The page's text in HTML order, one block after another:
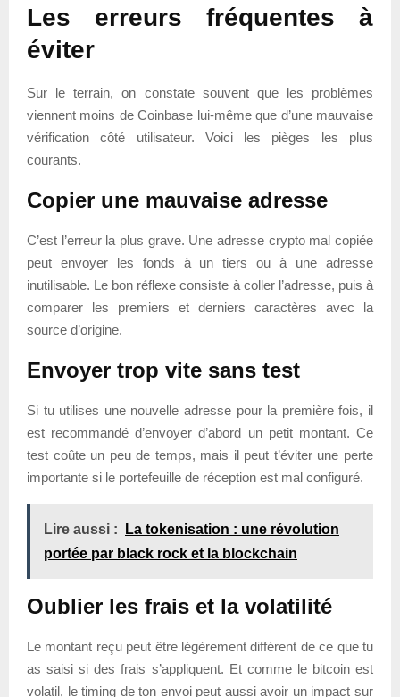
Les erreurs fréquentes à
éviter
Sur le terrain, on constate souvent que les problèmes
viennent moins de Coinbase lui-même que d’une mauvaise
vérification côté utilisateur. Voici les pièges les plus
courants.
Copier une mauvaise adresse
C’est l’erreur la plus grave. Une adresse crypto mal copiée
peut envoyer les fonds à un tiers ou à une adresse
inutilisable. Le bon réflexe consiste à coller l’adresse, puis à
comparer les premiers et derniers caractères avec la
source d’origine.
Envoyer trop vite sans test
Si tu utilises une nouvelle adresse pour la première fois, il
est recommandé d’envoyer d’abord un petit montant. Ce
test coûte un peu de temps, mais il peut t’éviter une perte
importante si le portefeuille de réception est mal configuré.
Lire aussi :
La tokenisation : une révolution
portée par black rock et la blockchain
Oublier les frais et la volatilité
Le montant reçu peut être légèrement différent de ce que tu
as saisi si des frais s’appliquent. Et comme le bitcoin est
volatil, le timing de ton envoi peut aussi avoir un impact sur